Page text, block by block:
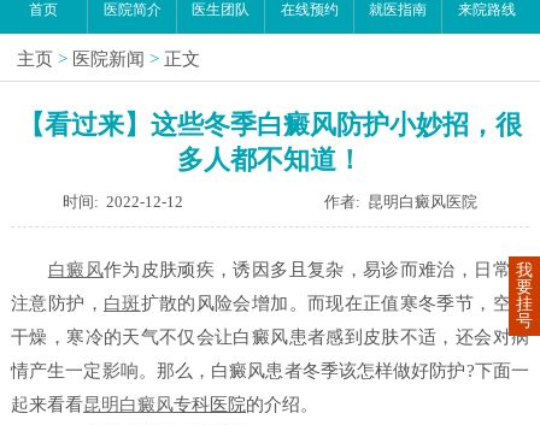
首页 医院简介 医生团队 在线预约 就医指南 来院路线
主页 > 医院新闻 > 正文
【看过来】这些冬季白癜风防护小妙招，很
多人都不知道！
时间: 2022-12-12 作者: 昆明白癜风医院
白癜风作为皮肤顽疾，诱因多且复杂，易诊而难治，日常不
注意防护， 白斑扩散的风险会增加。而现在正值寒冬季节，空气
干燥，寒冷的天气不仅会让白癜风患者感到皮肤不适，还会对病
情产生一定影响。那么，白癜风患者冬季该怎样做好防护?下面一
起来看看昆明白癜风专科医院的介绍。
我
要
挂
号